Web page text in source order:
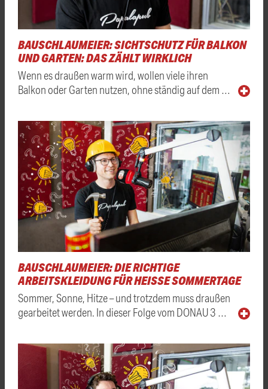
BAUSCHLAUMEIER: SICHTSCHUTZ FÜR BALKON
UND GARTEN: DAS ZÄHLT WIRKLICH
Wenn es draußen warm wird, wollen viele ihren
Balkon oder Garten nutzen, ohne ständig auf dem …
BAUSCHLAUMEIER: DIE RICHTIGE
ARBEITSKLEIDUNG FÜR HEISSE SOMMERTAGE
Sommer, Sonne, Hitze – und trotzdem muss draußen
gearbeitet werden. In dieser Folge vom DONAU 3 …